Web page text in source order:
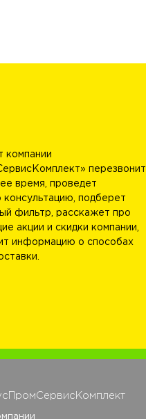
компании
перезвонит
время, проведет
подберет
фильтр, расскажет про
акции и скидки компании,
информацию о способах